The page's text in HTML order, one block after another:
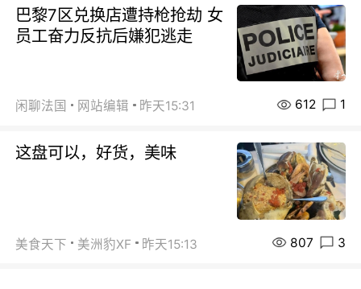
巴黎7区兑换店遭持枪抢劫 女
员工奋力反抗后嫌犯逃走
闲聊法国 网站编辑 昨天15:31 612 1
这盘可以，好货，美味
美食天下 美洲豹XF 昨天15:13 807 3